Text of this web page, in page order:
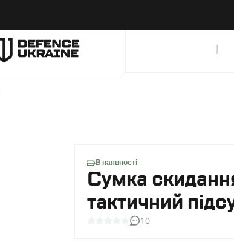
В наявності
Сумка
тактичний
10